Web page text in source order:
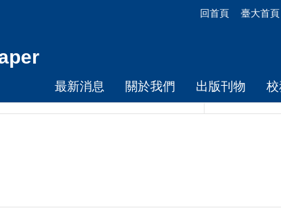
回首頁 臺大首頁
最新消息 關於我們 出版刊物